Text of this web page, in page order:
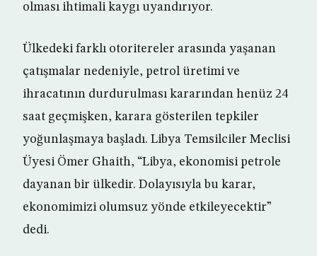
olması ihtimali kaygı uyandırıyor.
Ülkedeki farklı otoritereler arasında yaşanan
çatışmalar nedeniyle, petrol üretimi ve
ihracatının durdurulması kararından henüz 24
saat geçmişken, karara gösterilen tepkiler
yoğunlaşmaya başladı. Libya Temsilciler Meclisi
Üyesi Ömer Ghaith, “Libya, ekonomisi petrole
dayanan bir ülkedir. Dolayısıyla bu karar,
ekonomimizi olumsuz yönde etkileyecektir”
dedi.